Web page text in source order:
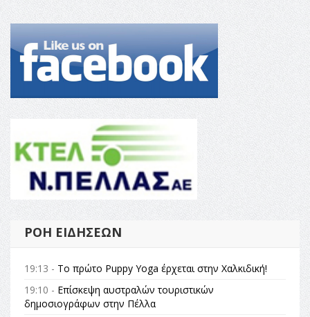
ΡΟΉ ΕΙΔΉΣΕΩΝ
19:13 - Το πρώτο Puppy Yoga έρχεται στην Χαλκιδική!
19:10 - Επίσκεψη αυστραλών τουριστικών
δημοσιογράφων στην Πέλλα